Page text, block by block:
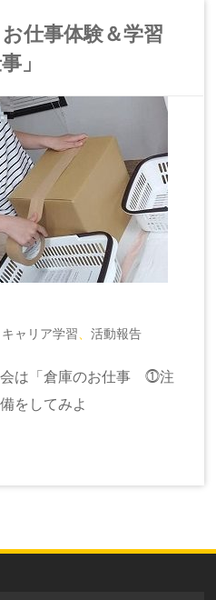
仕事体験＆学習
」
キャリア学習 、活動報告
会は「倉庫のお仕事 ⓵注
をしてみよ